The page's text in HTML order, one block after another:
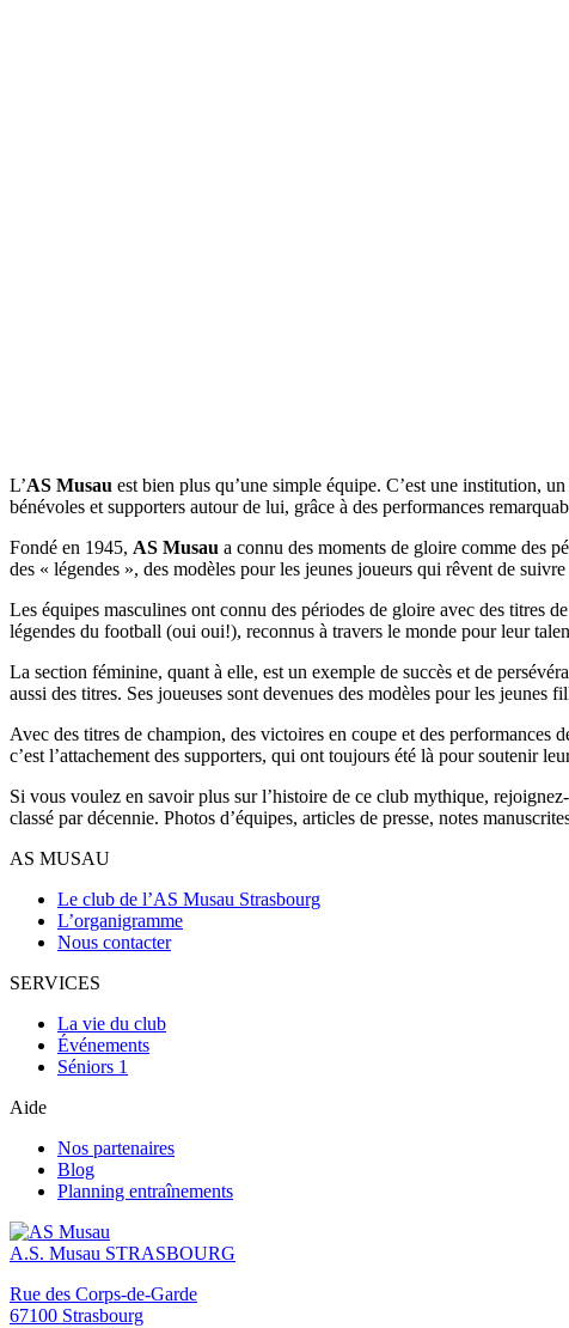
L’AS Musau est bien plus qu’une simple équipe. C’est une institution,
bénévoles et supporters autour de lui, grâce à des performances
Fondé en 1945, AS Musau a connu des moments de gloire comme des
des « légendes », des modèles pour les jeunes joueurs qui rêvent de suivre
Les équipes masculines ont connu des périodes de gloire avec des titres
légendes du football (oui oui!), reconnus à travers le monde pour leur
La section féminine, quant à elle, est un exemple de succès et de
aussi des titres. Ses joueuses sont devenues des modèles pour les
Avec des titres de champion, des victoires en coupe et des performances
c’est l’attachement des supporters, qui ont toujours été là pour soutenir
Si vous voulez en savoir plus sur l’histoire de ce club mythique,
classé par décennie. Photos d’équipes, articles de presse, notes
AS MUSAU
Le club de l’AS Musau Strasbourg
L’organigramme
Nous contacter
SERVICES
La vie du club
Événements
Séniors 1
Aide
Nos partenaires
Blog
Planning entraînements
A.S. Musau STRASBOURG
Rue des Corps-de-Garde
67100 Strasbourg